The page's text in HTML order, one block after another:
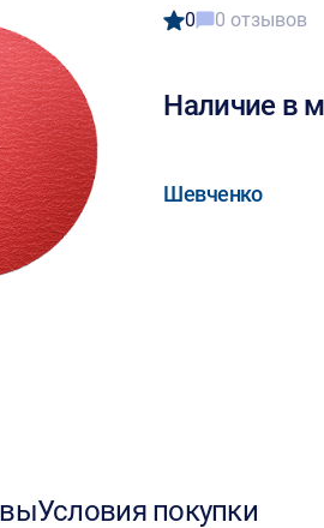
0 0 отзывов
Наличие в
Шевченко
Условия покупки